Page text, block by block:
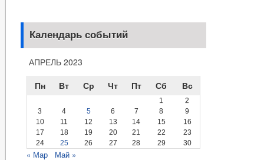
Календарь событий
АПРЕЛЬ 2023
Пн
Вт Ср Чт Пт Сб Вс
1
2
3
4 5 6 7 8
9
10
11 12 13 14 15
16
17
18 19 20 21 22
23
24
25 26 27 28 29 30
« Мар Май »